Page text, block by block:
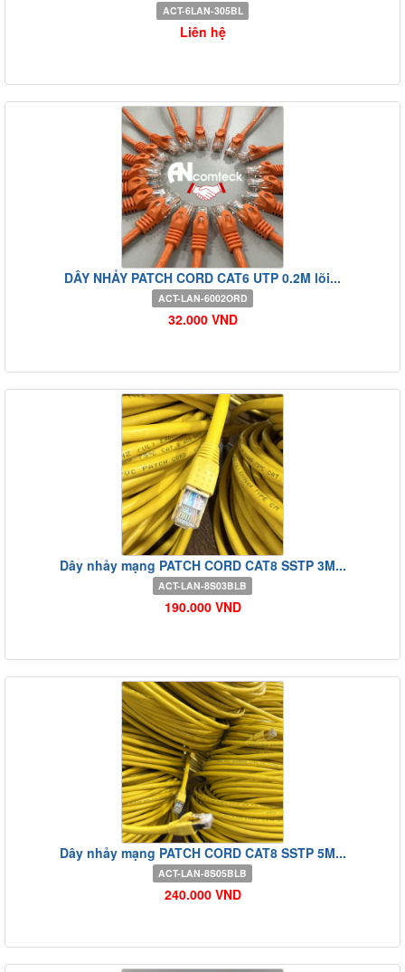
ACT-6LAN-305BL
Liên hệ
DÂY NHẢY PATCH CORD CAT6 UTP 0.2M lõi...
ACT-LAN-6002ORD
32.000 VND
Dây nhảy mạng PATCH CORD CAT8 SSTP 3M...
ACT-LAN-8S03BLB
190.000 VND
Dây nhảy mạng PATCH CORD CAT8 SSTP 5M...
ACT-LAN-8S05BLB
240.000 VND